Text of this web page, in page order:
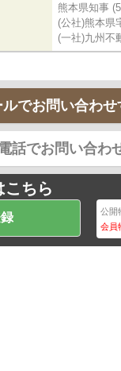
熊本県知事
(公社)熊本県
(一社)九州不
ルでお問い合わせ
電話でお問い合わ
こちら
公開
会員